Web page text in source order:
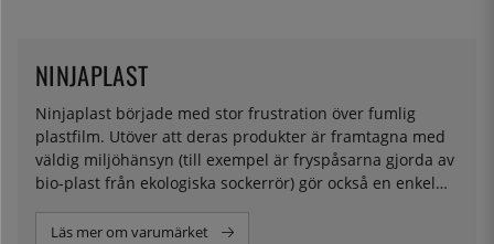
Ninjaplast började med stor frustration över fumlig
plastfilm. Utöver att deras produkter är framtagna med
väldig miljöhänsyn (till exempel är fryspåsarna gjorda av
bio-plast från ekologiska sockerrör) gör också en enkel
NINJAPLAST
Läs mer om varumärket